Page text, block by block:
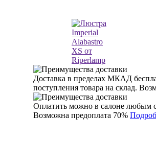
Доставка в пределах МКАД
поступления товара на склад.
Оплатить можно в салоне любым
Возможна предоплата 70%